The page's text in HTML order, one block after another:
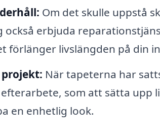
Om det skulle uppstå
erbjuda
förlänger livslängden på din
När tapeterna har
som att sätta upp
en enhetlig look.